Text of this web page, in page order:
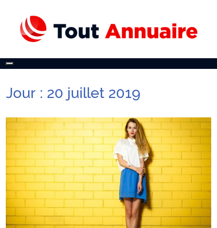
Toggle
Jour : 20 juillet 2019